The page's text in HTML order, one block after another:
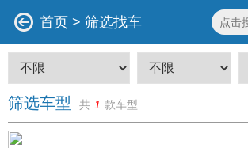
首页 > 筛选找车
筛选车型 共 1 款车型